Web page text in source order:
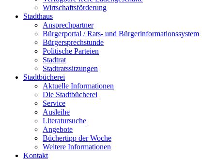
Wirtschaftsförderung
Stadthaus
Ansprechpartner
Bürgerportal / Rats- und Bürgerinformationssystem
Bürgersprechstunde
Politische Parteien
Stadtrat
Stadtratssitzungen
Stadtbücherei
Aktuelle Informationen
Die Stadtbücherei
Service
Ausleihe
Literatursuche
Angebote
Büchertipp der Woche
Weitere Informationen
Kontakt